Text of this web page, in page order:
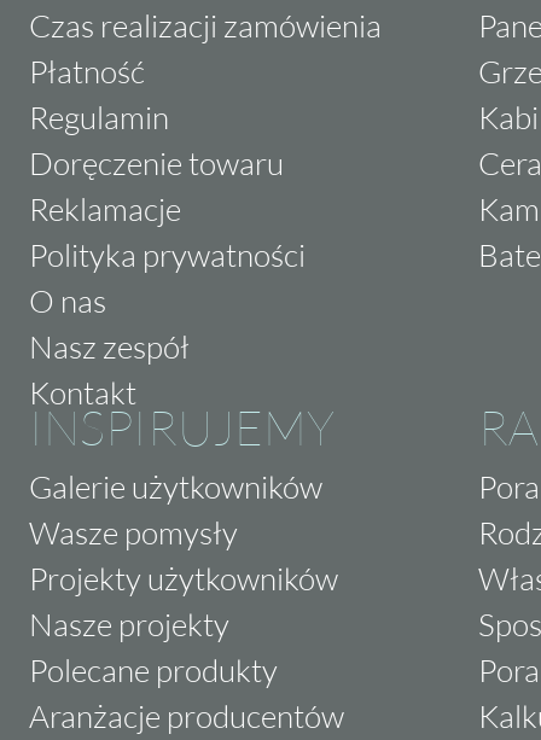
Czas realizacji zamówienia
Płatność
Regulamin
Doręczenie towaru
Reklamacje
Polityka prywatności
O nas
Nasz zespół
Kontakt
INSPIRUJEMY
Galerie użytkowników
Wasze pomysły
Projekty użytkowników
Nasze projekty
Polecane produkty
Aranżacje producentów